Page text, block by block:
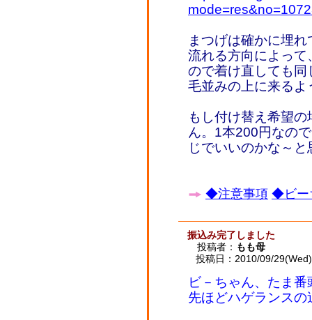
まつげは確かに埋
流れる方向によっ
ので着け直しても
毛並みの上に来る
もし付け替え希望
ん。1本200円なの
じでいいのかな～
◆注意事項 ◆ビー
振込み完了しました
投稿者： もも母
投稿日：2010/09/
ビ－ちゃん、たま
先ほどハゲランス